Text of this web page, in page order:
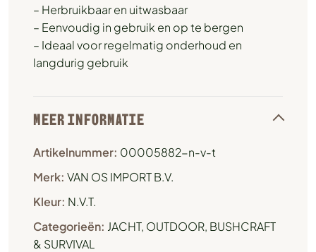
– Herbruikbaar en uitwasbaar
– Eenvoudig in gebruik en op te bergen
– Ideaal voor regelmatig onderhoud en
langdurig gebruik
MEER INFORMATIE
Artikelnummer: 00005882-n-v-t
Merk: VAN OS IMPORT B.V.
Kleur: N.V.T.
Categorieën: JACHT, OUTDOOR, BUSHCRAFT
& SURVIVAL